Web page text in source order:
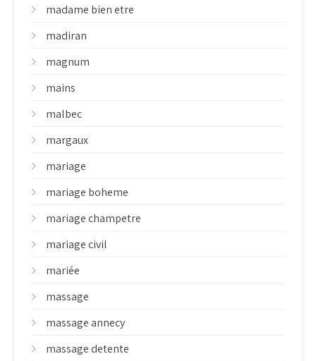
madame bien etre
madiran
magnum
mains
malbec
margaux
mariage
mariage boheme
mariage champetre
mariage civil
mariée
massage
massage annecy
massage detente